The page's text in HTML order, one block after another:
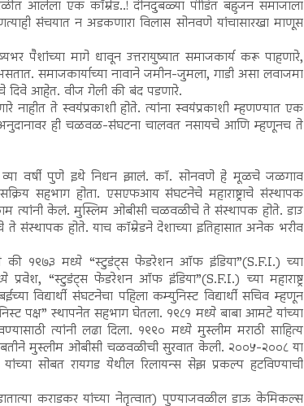
आलेला एक कॉम्रेड..! दीनदुबळ्या पीडित बहुजन समाजाला
संचयात न अडकणारा विलास सोनवणे यांचासारखा माणूस
पैशांच्या मागे धावून उत्तरायुष्यात समाजकार्य करू पाहणारे,
समाजकार्याच्या नावाने जमीन-जुमला, गाडी असा लवाजमा
आहेत. वीज गेली की बंद पडणारे.
नाहीत ते स्वयंप्रकाशी होते. त्यांना स्वयंप्रकाशी म्हणण्यात एक
अनुदानावर ही चळवळ-संघटना चालवत नसायचे आणि म्हणूनच ते
व्या वर्षी पुणे इथे निधन झालं. कॉ. सोनवणे हे मूळचे जळगाव
सहभाग होता. एसएफआय संघटनेचे महाराष्ट्राचे संस्थापक
त्यांनी केलं. मुस्लिम ओबीसी चळवळीचे ते संस्थापक होते. डाउ
ते संस्थापक होते. याच कॉम्रेडने देशाच्या इतिहासात अनेक भरीव
की १९७३ मध्ये “स्टुडंट्स फेडरेशन ऑफ इंडिया”(S.F.I.) च्या
“स्टुडंट्स फेडरेशन ऑफ इंडिया”(S.F.I.) च्या महाराष्ट्र
विद्यार्थी संघटनेचा पहिला कम्युनिस्ट विद्यार्थी सचिव म्हणून
पक्ष” स्थापनेत सहभाग घेतला. १९८१ मध्ये बाबा आमटे यांच्या
त्यांनी लढा दिला. १९९० मध्ये मुस्लीम मराठी साहित्य
मुस्लीम ओबीसी चळवळीची सुरवात केली. २००५-२००८ या
सोबत रायगड येथील रिलायन्स सेझ प्रकल्प हटविण्याची
कराडकर यांच्या नेतृत्वात) पुण्याजवळील डाऊ केमिकल्स